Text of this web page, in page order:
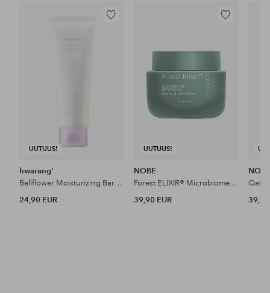
UUTUUS!
Lisää
hwarang'
Bellflower Moisturizing Barrier Cream 80Ml
24,90 EUR
UUTUUS!
Lisää
NOBE
Forest ELIXIR® Microbiome Restoring Day & Night Cream 50 Ml
39,90 EUR
39,90